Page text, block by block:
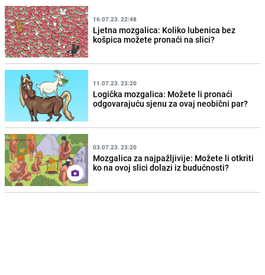
16.07.23. 22:48
Ljetna mozgalica: Koliko lubenica bez
košpica možete pronaći na slici?
11.07.23. 23:20
Logička mozgalica: Možete li pronaći
odgovarajuću sjenu za ovaj neobični par?
03.07.23. 23:20
Mozgalica za najpažljivije: Možete li otkriti
ko na ovoj slici dolazi iz budućnosti?